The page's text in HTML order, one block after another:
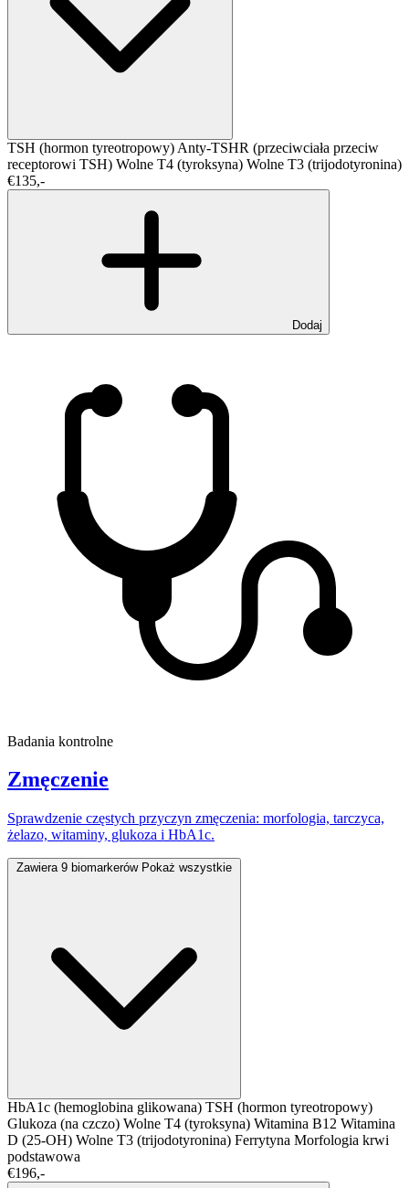
TSH (hormon tyreotropowy) Anty-TSHR (przeciwciała przeciw
receptorowi TSH) Wolne T4 (tyroksyna) Wolne T3 (trijodotyronina)
€135,-
Dodaj
Badania kontrolne
Zmęczenie
Sprawdzenie częstych przyczyn zmęczenia: morfologia, tarczyca,
żelazo, witaminy, glukoza i HbA1c.
Zawiera 9 biomarkerów Pokaż wszystkie
HbA1c (hemoglobina glikowana) TSH (hormon tyreotropowy)
Glukoza (na czczo) Wolne T4 (tyroksyna) Witamina B12 Witamina
D (25-OH) Wolne T3 (trijodotyronina) Ferrytyna Morfologia krwi
podstawowa
€196,-